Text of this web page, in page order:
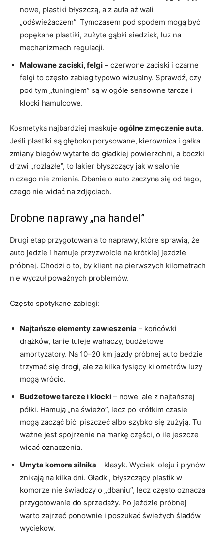
nowe, plastiki błyszczą, a z auta aż wali
„odświeżaczem”. Tymczasem pod spodem mogą być
popękane plastiki, zużyte gąbki siedzisk, luz na
mechanizmach regulacji.
Malowane zaciski, felgi – czerwone zaciski i czarne
felgi to często zabieg typowo wizualny. Sprawdź, czy
pod tym „tuningiem” są w ogóle sensowne tarcze i
klocki hamulcowe.
Kosmetyka najbardziej maskuje ogólne zmęczenie auta.
Jeśli plastiki są głęboko porysowane, kierownica i gałka
zmiany biegów wytarte do gładkiej powierzchni, a boczki
drzwi „rozlazłe”, to lakier błyszczący jak w salonie
niczego nie zmienia. Dbanie o auto zaczyna się od tego,
czego nie widać na zdjęciach.
Drobne naprawy „na handel”
Drugi etap przygotowania to naprawy, które sprawią, że
auto jedzie i hamuje przyzwoicie na krótkiej jeździe
próbnej. Chodzi o to, by klient na pierwszych kilometrach
nie wyczuł poważnych problemów.
Często spotykane zabiegi:
Najtańsze elementy zawieszenia – końcówki
drążków, tanie tuleje wahaczy, budżetowe
amortyzatory. Na 10–20 km jazdy próbnej auto będzie
trzymać się drogi, ale za kilka tysięcy kilometrów luzy
mogą wrócić.
Budżetowe tarcze i klocki – nowe, ale z najtańszej
półki. Hamują „na świeżo”, lecz po krótkim czasie
mogą zacząć bić, piszczeć albo szybko się zużyją. Tu
ważne jest spojrzenie na markę części, o ile jeszcze
widać oznaczenia.
Umyta komora silnika – klasyk. Wycieki oleju i płynów
znikają na kilka dni. Gładki, błyszczący plastik w
komorze nie świadczy o „dbaniu”, lecz często oznacza
przygotowanie do sprzedaży. Po jeździe próbnej
warto zajrzeć ponownie i poszukać świeżych śladów
wycieków.